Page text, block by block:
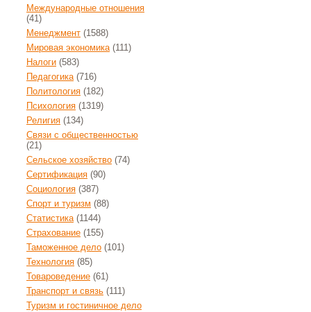
Международные отношения
(41)
Менеджмент (1588)
Мировая экономика(111)
Налоги (583)
Педагогика(716)
Политология (182)
Психология (1319)
Религия (134)
Связи с общественностью
(21)
Сельское хозяйство (74)
Сертификация (90)
Социология (387)
Спорт и туризм (88)
Статистика(1144)
Страхование (155)
Таможенное дело (101)
Технология (85)
Товароведение (61)
Транспорт и связь (111)
Туризм и гостиничное дело